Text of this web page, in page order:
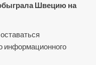
Швецию на
информационного